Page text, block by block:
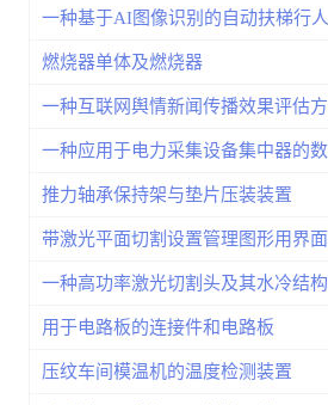
燃烧器单体及燃烧器
一种互联网舆情新闻传播效果评估
推力轴承保持架与垫片压装装置
一种高功率激光切割头及其水冷结构
用于电路板的连接件和电路板
压纹车间模温机的温度检测装置